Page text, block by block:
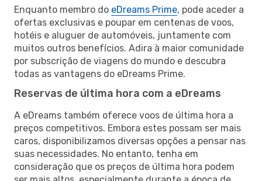
Enquanto membro do eDreams Prime, pode aceder a
ofertas exclusivas e poupar em centenas de voos,
hotéis e aluguer de automóveis, juntamente com
muitos outros benefícios. Adira à maior comunidade
por subscrição de viagens do mundo e descubra
todas as vantagens do eDreams Prime.
Reservas de última hora com a eDreams
A eDreams também oferece voos de última hora a
preços competitivos. Embora estes possam ser mais
caros, disponibilizamos diversas opções a pensar nas
suas necessidades. No entanto, tenha em
consideração que os preços de última hora podem